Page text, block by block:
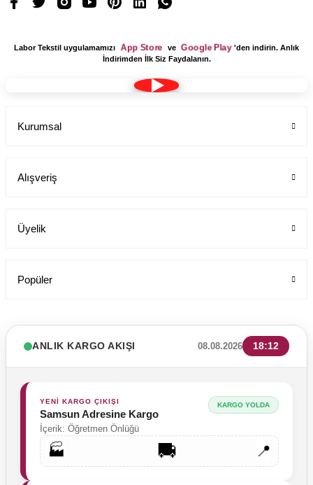
Sabo Terlik Bayan Kırmızı Labor Hava Taban - Air Max- Alt Tabanı
Labor Tekstil uygulamamızı App Store ve Google Play 'den indirin. Anlık
İndirimden İlk Siz Faydalanın.
Kurumsal
Alışveriş
Üyelik
Popüler
ANLIK KARGO AKIŞI 08.08.2026 18:12
YENİ KARGO ÇIKIŞI
Samsun Adresine Kargo
İçerik: Öğretmen Önlüğü
KARGO YOLDA
🏭 🚚 📍